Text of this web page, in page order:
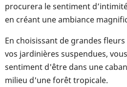
procurera le sentiment
en créant une ambiance
En choisissant de grandes
vos jardinières suspendues,
sentiment d'être dans une
milieu d'une forêt tropicale.